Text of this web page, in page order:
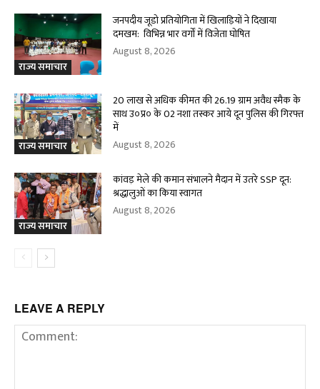
राज्य समाचार
जनपदीय जूडो प्रतियोगिता में खिलाड़ियों ने दिखाया
दमखम: विभिन्न भार वर्गों में विजेता घोषित
August 8, 2026
राज्य समाचार
20 लाख से अधिक कीमत की 26.19 ग्राम अवैध स्मैक के
साथ उ०प्र० के 02 नशा तस्कर आये दून पुलिस की गिरफ्त
में
August 8, 2026
राज्य समाचार
कांवड़ मेले की कमान संभालने मैदान में उतरे SSP दून:
श्रद्धालुओं का किया स्वागत
August 8, 2026
LEAVE A REPLY